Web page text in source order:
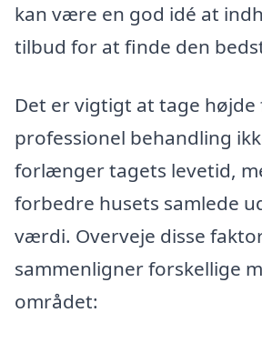
kan være en god idé at
tilbud for at finde den
Det er vigtigt at tage højde
professionel behandling
forlænger tagets levetid,
forbedre husets samlede
værdi. Overveje disse
sammenligner forskellige
området: